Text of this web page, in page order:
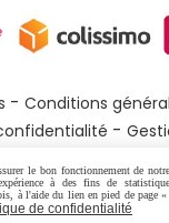
Conditions
le bon fonctionnement de
à des fins de
à l'aide du lien en pied de page
de confidentialité